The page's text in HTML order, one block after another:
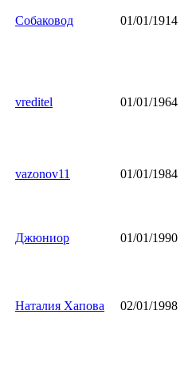
Собаковод 01/01/1914
vreditel 01/01/1964
vazonov11 01/01/1984
Джюниор 01/01/1990
Наталия Хапова 02/01/1998